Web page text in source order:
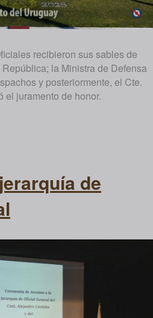
recibieron sus sables de
la Ministra de Defensa
y posteriormente, el Cte.
el juramento de honor.
de